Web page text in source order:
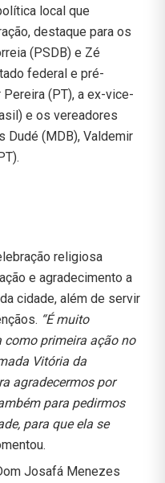
local que
destaque para os
(PSDB) e Zé
federal e pré-
(PT), a ex-vice-
e os vereadores
Dudé (MDB), Valdemir
religiosa
e agradecimento a
cidade, além de servir
“É muito
primeira ação no
Vitória da
agradecermos por
para pedirmos
para que ela se
Josafá Menezes